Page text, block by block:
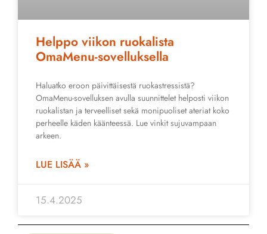
Helppo viikon ruokalista
OmaMenu-sovelluksella
Haluatko eroon päivittäisestä ruokastressistä?
OmaMenu-sovelluksen avulla suunnittelet helposti viikon
ruokalistan ja terveelliset sekä monipuoliset ateriat koko
perheelle käden käänteessä. Lue vinkit sujuvampaan
arkeen.
LUE LISÄÄ »
15.4.2025